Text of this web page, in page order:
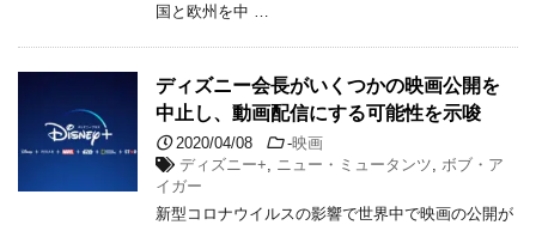
国と欧州を中 …
ディズニー会長がいくつかの映画公開を
中止し、動画配信にする可能性を示唆
2020/04/08 -映画
ディズニー+
ニュー・ミュータンツ
ボブ・ア
イガー
新型コロナウイルスの影響で世界中で映画の公開が